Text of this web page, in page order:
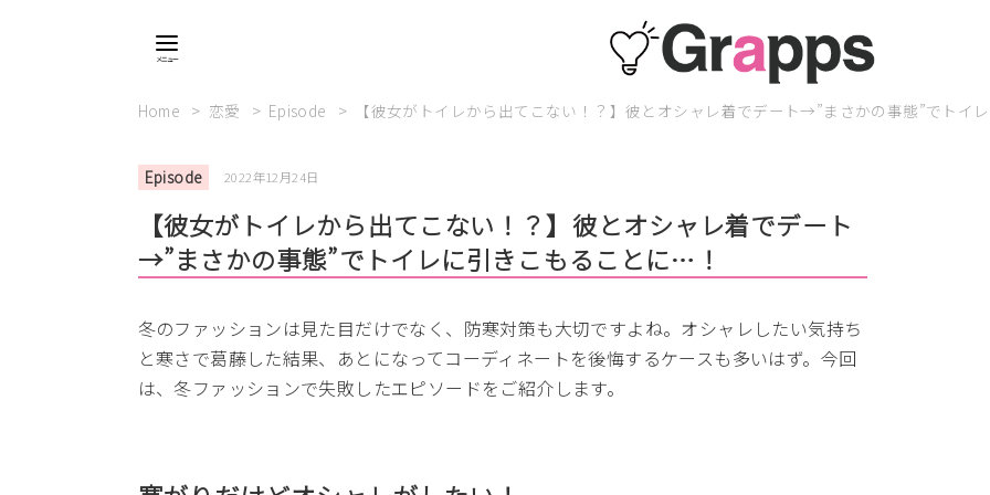
Home 恋愛 Episode 【彼女がトイレから出てこない！？】彼とオシャレ着でデート→”まさかの事態”でトイ
Episode 2022年12月24日
【彼女がトイレから出てこない！？】彼とオシャレ着でデート
→”まさかの事態”でトイレに引きこもることに…！
冬のファッションは見た目だけでなく、防寒対策も大切ですよね。オシャレしたい気持ち
と寒さで葛藤した結果、あとになってコーディネートを後悔するケースも多いはず。今回
は、冬ファッションで失敗したエピソードをご紹介します。